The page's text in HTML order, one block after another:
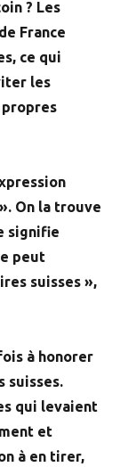
? Les
France
ce qui
les
propres
On la trouve
signifie
peut
suisses »,
à honorer
suisses.
qui levaient
et
à en tirer,